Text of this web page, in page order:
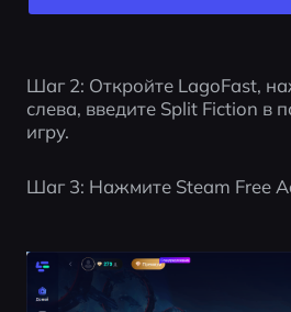
Шаг 2: Откройте LagoFast,
слева, введите Split Fiction в
игру.
Шаг 3: Нажмите Steam Free